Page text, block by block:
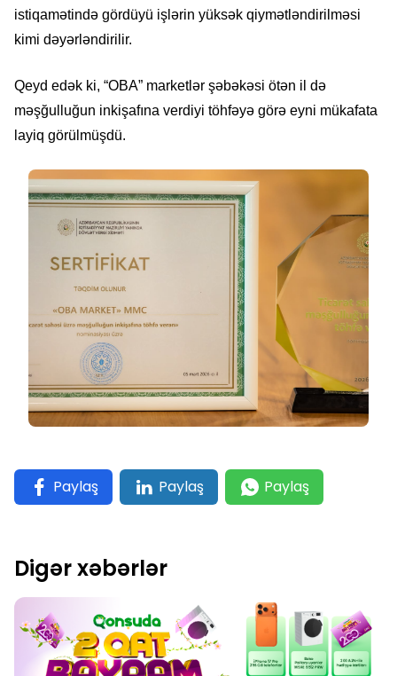
istiqamətində gördüyü işlərin yüksək qiymətləndirilməsi
kimi dəyərləndirilir.
Qeyd edək ki, “OBA” marketlər şəbəkəsi ötən il də
məşğulluğun inkişafına verdiyi töhfəyə görə eyni mükafata
layiq görülmüşdü.
Paylaş Paylaş Paylaş
Digər xəbərlər